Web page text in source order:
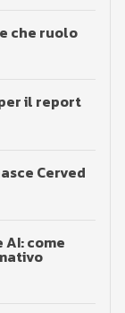
che ruolo
il report
Cerved
AI: come